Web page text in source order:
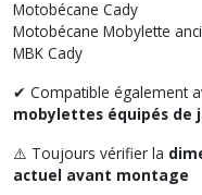
Motobécane Cady
Motobécane Mobylette
MBK Cady
✔ Compatible également
mobylettes équipés de
⚠️ Toujours vérifier la
actuel avant montage